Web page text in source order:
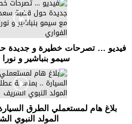
فيديو … تصرحات خطيرة و جديدة
سيمو بنباشير و نورا
بلاغ هام لمستعملي الطرق
المولد النبوي